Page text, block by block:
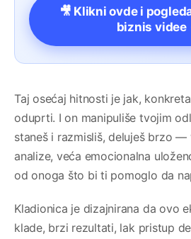
🎥 Klikni ovde i
biznis
Taj osećaj hitnosti je jak,
oduprti. I on manipuliše tvojim
staneš i razmisliš, deluješ brzo —
analize, veća emocionalna
od onoga što bi ti pomoglo da
Kladionica je dizajnirana da ovo
klade, brzi rezultati, lak pristup